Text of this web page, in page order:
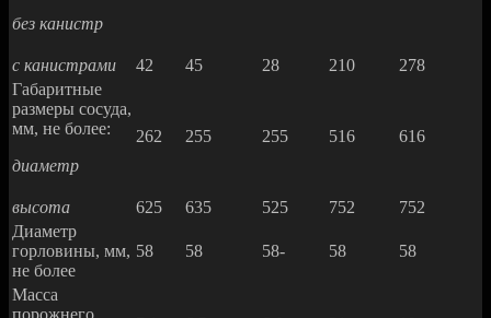
без канистр
с канистрами 42 45 28 210
278
Габаритные
размеры сосуда,
мм, не более:
диаметр
262 255 255 516 616
высота 625 635 525 752
752
Диаметр
горловины, мм,
не более
58 58 58- 58 58
Масса
порожнего